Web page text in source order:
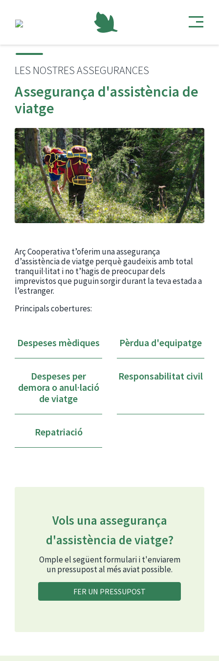
LES NOSTRES ASSEGURANCES
Assegurança d'assistència de
viatge
Arç Cooperativa t’oferim una assegurança
d’assistència de viatge perquè gaudeixis amb total
tranquil·litat i no t’hagis de preocupar dels
imprevistos que puguin sorgir durant la teva estada a
l’estranger.
Principals cobertures:
Despeses mèdiques Pèrdua d'equipatge
Despeses per
demora o anul·lació
de viatge
Responsabilitat civil
Repatriació
Vols una assegurança
d'assistència de viatge?
Omple el següent formulari i t'enviarem
un pressupost al més aviat possible.
FER UN PRESSUPOST